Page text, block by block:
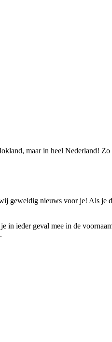
maar in heel Nederland!
geweldig nieuws voor je! Als
ieder geval mee in de